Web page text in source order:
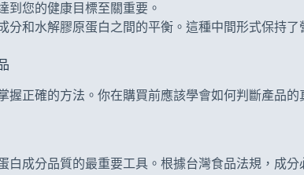
到您的健康目標至關重要。
分和水解膠原蛋白之間的平衡。這種中間形式保持
握正確的方法。你在購買前應該學會如何判斷產品
白成分品質的最重要工具。根據台灣食品法規，成